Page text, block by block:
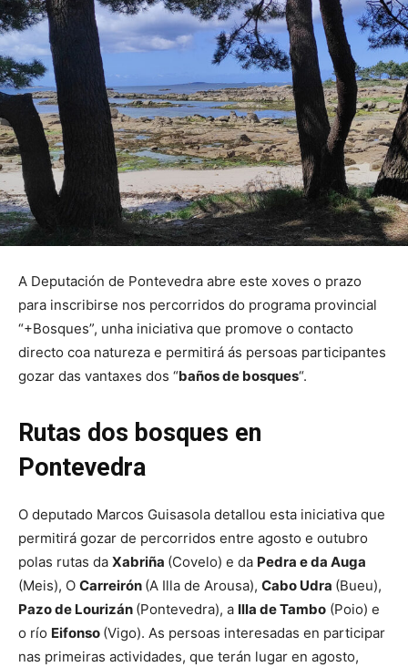
A Deputación de Pontevedra abre este xoves o prazo
para inscribirse nos percorridos do programa provincial
“+Bosques”, unha iniciativa que promove o contacto
directo coa natureza e permitirá ás persoas participantes
gozar das vantaxes dos “baños de bosques“.
Rutas dos bosques en
Pontevedra
O deputado Marcos Guisasola detallou esta iniciativa que
permitirá gozar de percorridos entre agosto e outubro
polas rutas da Xabriña (Covelo) e da Pedra e da Auga
(Meis), O Carreirón (A Illa de Arousa), Cabo Udra (Bueu),
Pazo de Lourizán (Pontevedra), a Illa de Tambo (Poio) e
o río Eifonso (Vigo). As persoas interesadas en participar
nas primeiras actividades, que terán lugar en agosto,